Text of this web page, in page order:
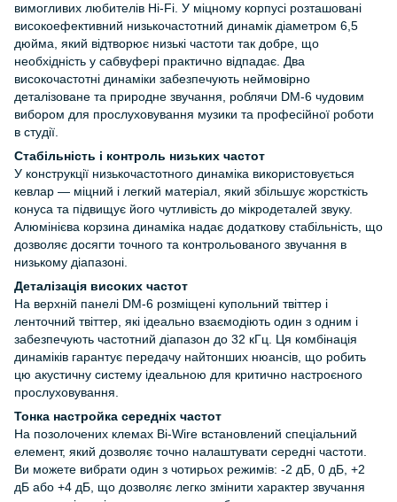
вимогливих любителів Hi-Fi. У міцному корпусі розташовані
високоефективний низькочастотний динамік діаметром 6,5
дюйма, який відтворює низькі частоти так добре, що
необхідність у сабвуфері практично відпадає. Два
високочастотні динаміки забезпечують неймовірно
деталізоване та природне звучання, роблячи DM-6 чудовим
вибором для прослуховування музики та професійної роботи
в студії.
Стабільність і контроль низьких частот
У конструкції низькочастотного динаміка використовується
кевлар — міцний і легкий матеріал, який збільшує жорсткість
конуса та підвищує його чутливість до мікродеталей звуку.
Алюмінієва корзина динаміка надає додаткову стабільність, що
дозволяє досягти точного та контрольованого звучання в
низькому діапазоні.
Деталізація високих частот
На верхній панелі DM-6 розміщені купольний твіттер і
ленточний твіттер, які ідеально взаємодіють один з одним і
забезпечують частотний діапазон до 32 кГц. Ця комбінація
динаміків гарантує передачу найтонших нюансів, що робить
цю акустичну систему ідеальною для критично настроєного
прослуховування.
Тонка настройка середніх частот
На позолочених клемах Bi-Wire встановлений спеціальний
елемент, який дозволяє точно налаштувати середні частоти.
Ви можете вибрати один з чотирьох режимів: -2 дБ, 0 дБ, +2
дБ або +4 дБ, що дозволяє легко змінити характер звучання